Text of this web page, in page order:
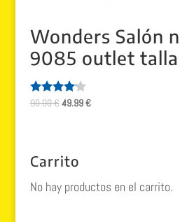
Wonders Salón
9085 outlet talla
Valorado
90.00€El
90.00 €.
49.99€El
Carrito
No hay productos en el carrito.